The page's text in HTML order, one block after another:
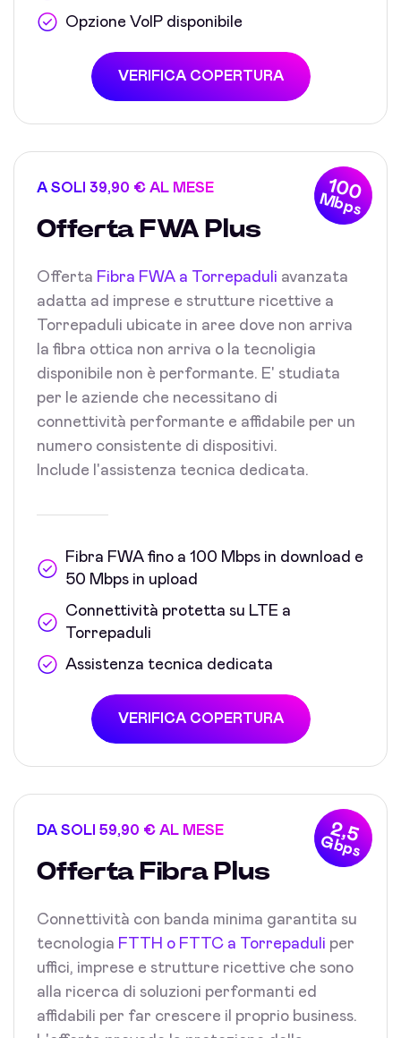
Opzione VoIP disponibile
VERIFICA COPERTURA
100
Mbps
A SOLI 39,90 € AL MESE
Offerta FWA Plus
Offerta Fibra FWA a Torrepaduli avanzata
adatta ad imprese e strutture ricettive a
Torrepaduli ubicate in aree dove non arriva
la fibra ottica non arriva o la tecnoligia
disponibile non è performante. E' studiata
per le aziende che necessitano di
connettività performante e affidabile per un
numero consistente di dispositivi.
Include l'assistenza tecnica dedicata.
Fibra FWA fino a 100 Mbps in download e
50 Mbps in upload
Connettività protetta su LTE a
Torrepaduli
Assistenza tecnica dedicata
VERIFICA COPERTURA
2,5
Gbps
DA SOLI 59,90 € AL MESE
Offerta Fibra Plus
Connettività con banda minima garantita su
tecnologia FTTH o FTTC a Torrepaduli per
uffici, imprese e strutture ricettive che sono
alla ricerca di soluzioni performanti ed
affidabili per far crescere il proprio business.